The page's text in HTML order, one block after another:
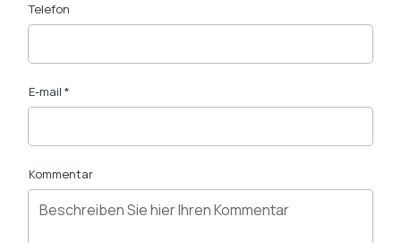
Telefon
E-mail *
Kommentar